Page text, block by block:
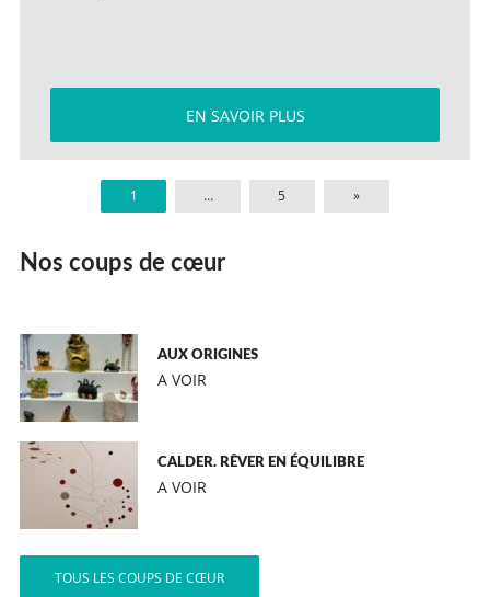
EN SAVOIR PLUS
1 … 5 »
Nos coups de cœur
AUX ORIGINES
A VOIR
CALDER. RÊVER EN ÉQUILIBRE
A VOIR
TOUS LES COUPS DE CŒUR